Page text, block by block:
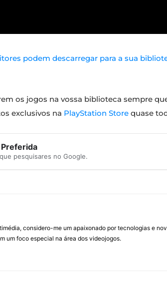
podem descarregar para a sua
os jogos na vossa biblioteca sempre
exclusivos na PlayStation Store quase
pesquisares no Google.
considero-me um apaixonado por tecnologias e
um foco especial na área dos videojogos.